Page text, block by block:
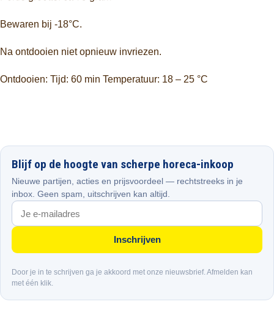
Bewaren bij -18°C.
Na ontdooien niet opnieuw invriezen.
Ontdooien: Tijd: 60 min Temperatuur: 18 – 25 °C
Blijf op de hoogte van scherpe horeca-inkoop
Nieuwe partijen, acties en prijsvoordeel — rechtstreeks in je
inbox. Geen spam, uitschrijven kan altijd.
Inschrijven
Door je in te schrijven ga je akkoord met onze nieuwsbrief. Afmelden kan
met één klik.